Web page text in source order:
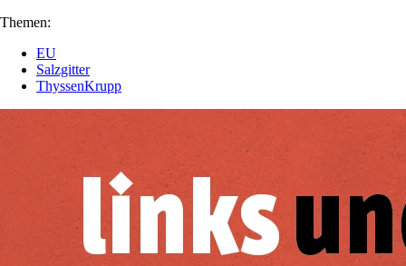
Themen:
EU
Salzgitter
ThyssenKrupp